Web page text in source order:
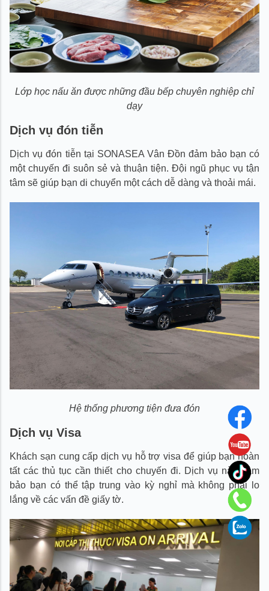
Lớp học nấu ăn được những đầu bếp chuyên nghiệp chỉ
dạy
Dịch vụ đón tiễn
Dịch vụ đón tiễn tại SONASEA Vân Đồn đảm bảo bạn có
một chuyến đi suôn sẻ và thuận tiện. Đội ngũ phục vụ tận
tâm sẽ giúp bạn di chuyển một cách dễ dàng và thoải mái.
Hệ thống phương tiện đưa đón
Dịch vụ Visa
Khách sạn cung cấp dịch vụ hỗ trợ visa để giúp bạn hoàn
tất các thủ tục cần thiết cho chuyến đi. Dịch vụ này đảm
bảo bạn có thể tập trung vào kỳ nghỉ mà không phải lo
lắng về các vấn đề giấy tờ.